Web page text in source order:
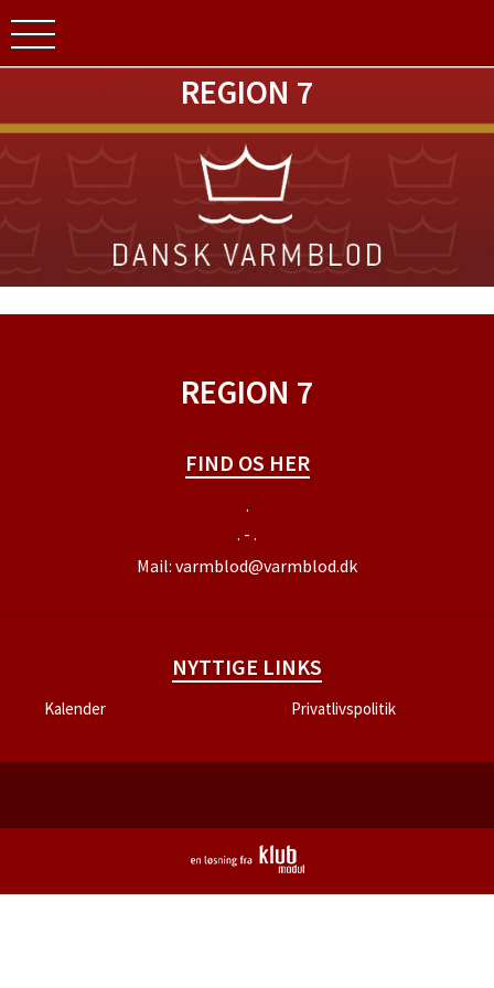
REGION 7
REGION 7
FIND OS HER
.
. - .
Mail: varmblod@varmblod.dk
NYTTIGE LINKS
Kalender Privatlivspolitik